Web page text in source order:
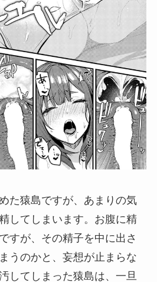
た猿島ですが、あまりの気
してしまいます。お腹に精
すが、その精子を中に出さ
うのかと、妄想が止まらな
してしまった猿島は、一旦